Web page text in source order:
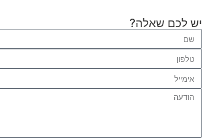
יש לכם שאלה?